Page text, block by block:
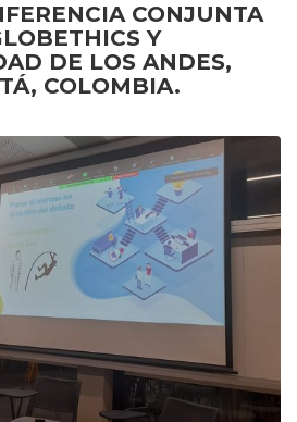
CONJUNTA
Y
DE LOS ANDES,
COLOMBIA.